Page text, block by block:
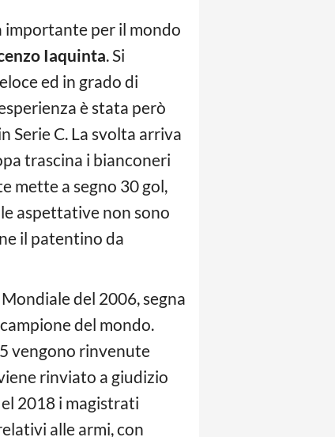
importante per il mondo
Iaquinta. Si
ed in grado di
è stata però
Serie C. La svolta arriva
trascina i bianconeri
mette a segno 30 gol,
aspettative non sono
il patentino da
del 2006, segna
del mondo.
vengono rinvenute
rinviato a giudizio
2018 i magistrati
alle armi, con